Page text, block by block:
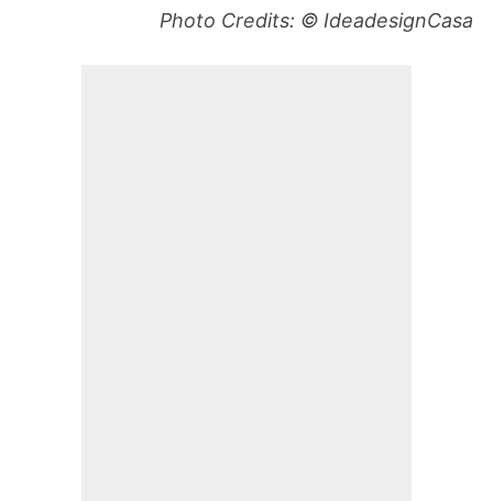
Photo Credits: © IdeadesignCasa